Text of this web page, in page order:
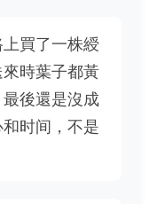
買了一株綬
時葉子都黃
後還是沒成
时间，不是